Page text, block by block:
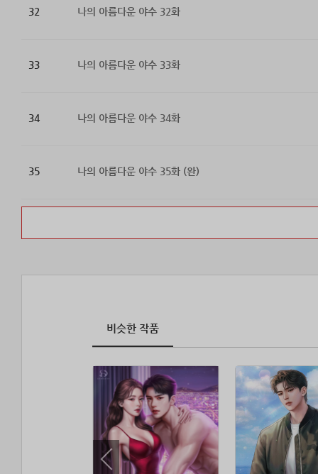
32 나의 아름다운 야수 32화
33 나의 아름다운 야수 33화
34 나의 아름다운 야수 34화
35 나의 아름다운 야수 35화 (완)
비슷한 작품